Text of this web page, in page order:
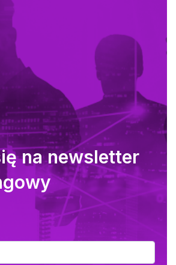
na newsletter